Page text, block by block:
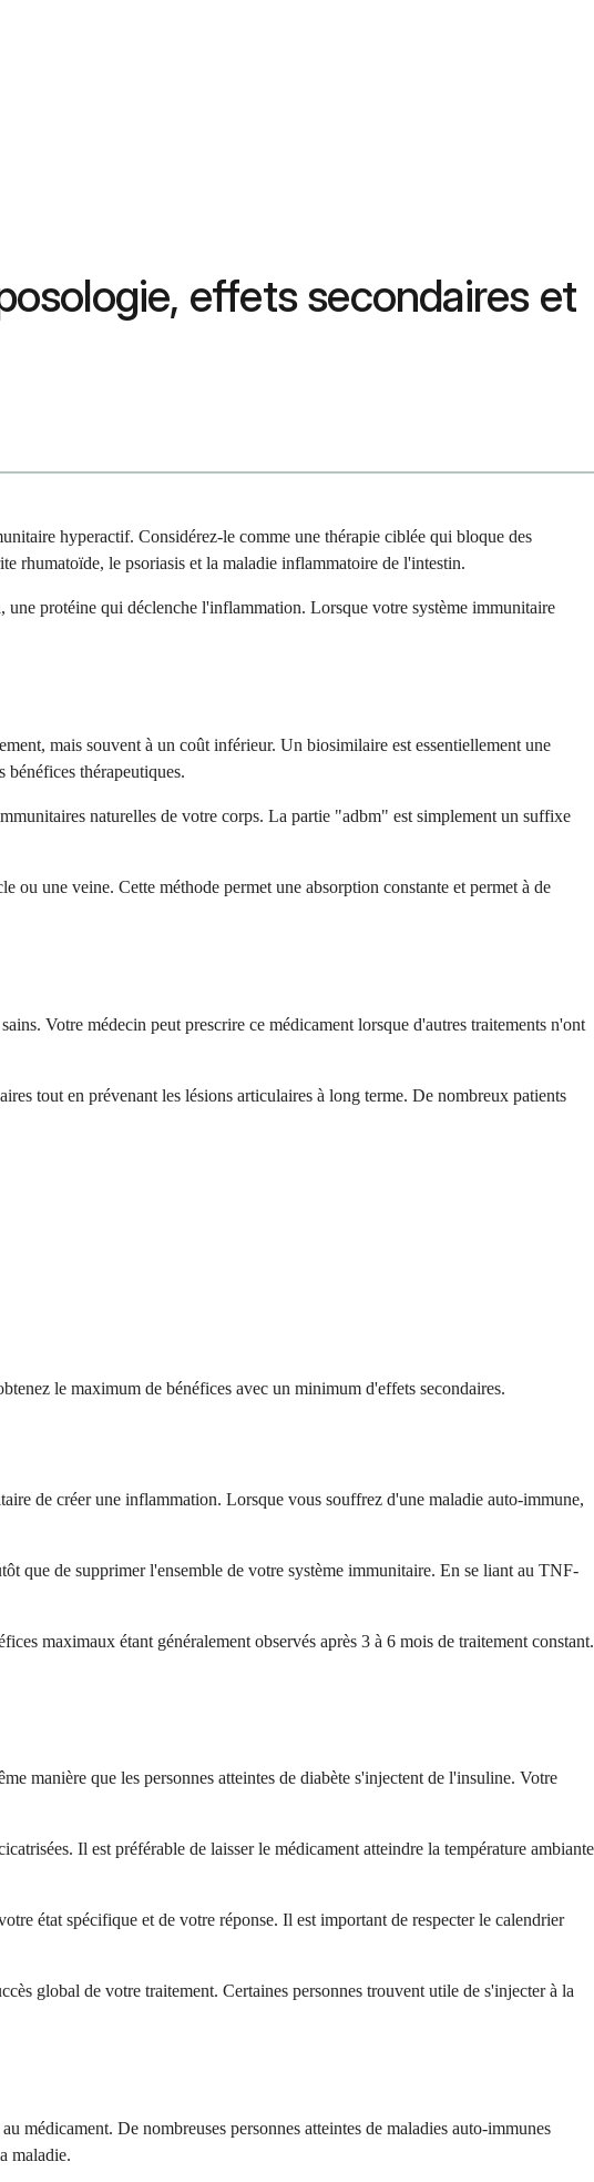
effets secondaires et
hyperactif. Considérez-le comme une thérapie ciblée qui bloque des
rhumatoïde, le psoriasis et la maladie inflammatoire de l'intestin.
une protéine qui déclenche l'inflammation. Lorsque votre système immunitaire
mais souvent à un coût inférieur. Un biosimilaire est essentiellement une
thérapeutiques.
naturelles de votre corps. La partie "adbm" est simplement un suffixe
ou une veine. Cette méthode permet une absorption constante et permet à de
Votre médecin peut prescrire ce médicament lorsque d'autres traitements n'ont
tout en prévenant les lésions articulaires à long terme. De nombreux patients
le maximum de bénéfices avec un minimum d'effets secondaires.
de créer une inflammation. Lorsque vous souffrez d'une maladie auto-immune,
que de supprimer l'ensemble de votre système immunitaire. En se liant au TNF-
maximaux étant généralement observés après 3 à 6 mois de traitement constant.
manière que les personnes atteintes de diabète s'injectent de l'insuline. Votre
Il est préférable de laisser le médicament atteindre la température ambiante
état spécifique et de votre réponse. Il est important de respecter le calendrier
global de votre traitement. Certaines personnes trouvent utile de s'injecter à la
médicament. De nombreuses personnes atteintes de maladies auto-immunes
maladie.